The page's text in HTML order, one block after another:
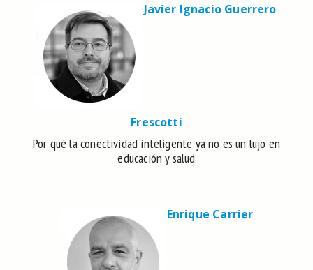
Javier Ignacio Guerrero
Frescotti
Por qué la conectividad inteligente ya no es un lujo en
educación y salud
Enrique Carrier